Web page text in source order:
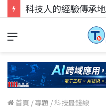
科技人找工作，就
首頁 /專題 /科技最錢線